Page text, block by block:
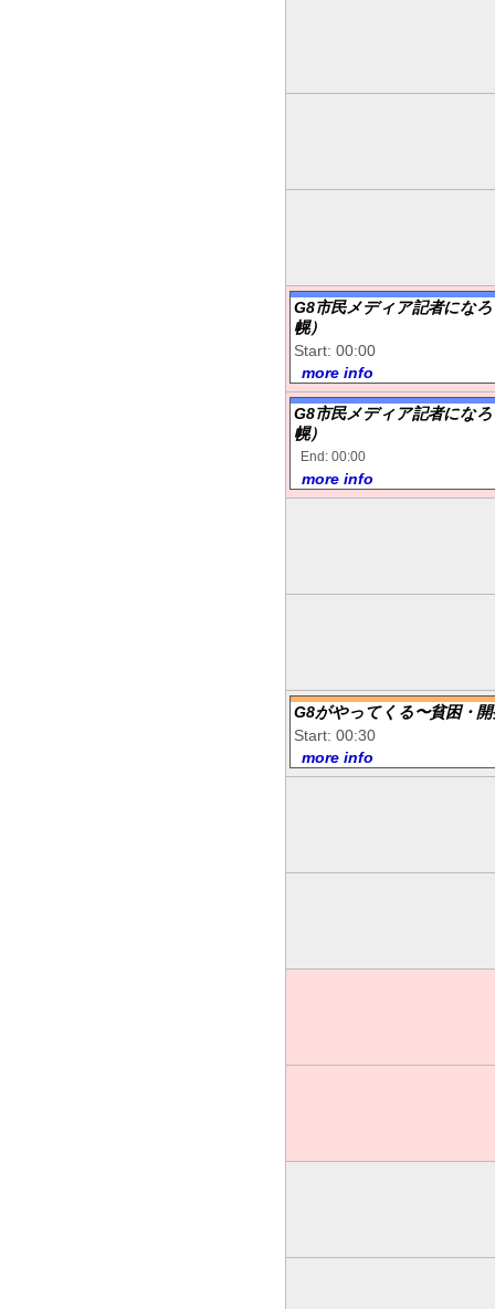
G8市民メディア記者にな
幌）
Start: 00:00
more info
G8市民メディア記者にな
幌）
End: 00:00
more info
G8がやってくる〜貧困・
Start: 00:30
more info